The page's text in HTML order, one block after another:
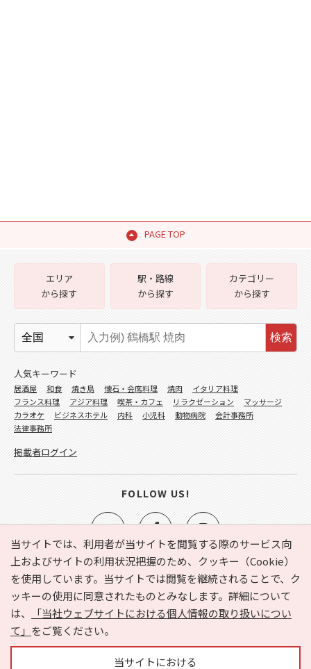
PAGE TOP
当サイトでは、利用者が当サイトを閲覧する際のサービス向
上およびサイトの利用状況把握のため、クッキー（Cookie）
を使用しています。当サイトでは閲覧を継続されることで、ク
ッキーの使用に同意されたものとみなします。詳細について
は、
「当社ウェブサイトにおける個人情報の取り扱いについ
て」 をご覧ください。
当サイトにおける
e-NAVITA（イーナビタ）とは？ お気に入り
ヘルプ
利用規約
個人情報の取り扱いについて
運営会社
サイトマップ
広告掲載に関するお問い合わせ
エリア
から探す
駅・路線
から探す
カテゴリー
から探す
検索
人気キーワード
居酒屋 和食 焼き鳥 懐石・会席料理 焼肉
イタリア料理
フランス料理
アジア料理 喫茶・カフェ リラクゼーション
マッサージ
カラオケ
ビジネスホテル 内科 小児科 動物病院
会計事務所
法律事務所
掲載者ログイン
FOLLOW US!